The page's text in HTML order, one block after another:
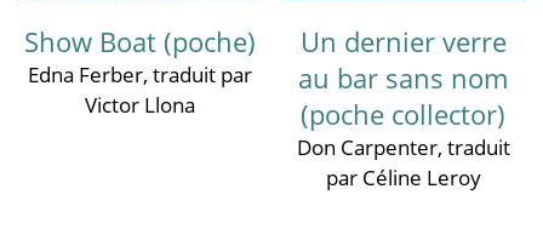
Show Boat (poche)
Edna Ferber, traduit par
Victor Llona
Un dernier verre
au bar sans nom
(poche collector)
Don Carpenter, traduit
par Céline Leroy